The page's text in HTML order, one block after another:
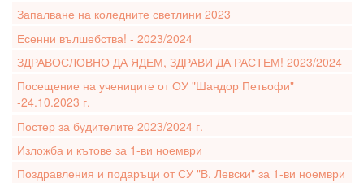
Запалване на коледните светлини 2023
Есенни вълшебства! - 2023/2024
ЗДРАВОСЛОВНО ДА ЯДЕМ, ЗДРАВИ ДА РАСТЕМ! 2023/2024
Посещение на учениците от ОУ "Шандор Петьофи"
-24.10.2023 г.
Постер за будителите 2023/2024 г.
Изложба и кътове за 1-ви ноември
Поздравления и подаръци от СУ "В. Левски" за 1-ви ноември